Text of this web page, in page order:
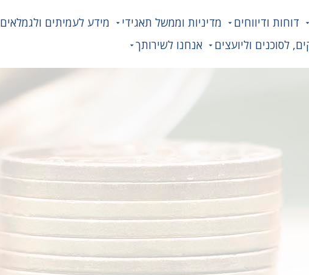
דוחות ודיווחים מדיניות וממשל תאגידי
מידע לעמיתים ולגמלאים
לסוכנים וליועצים
אנחנו לשירותך